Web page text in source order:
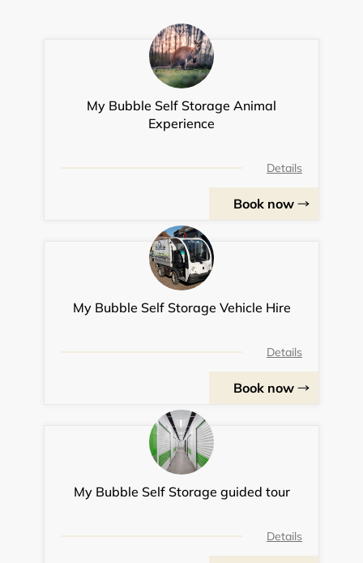
My Bubble Self Storage Animal
Experience
Details
Book now
My Bubble Self Storage Vehicle Hire
Details
Book now
My Bubble Self Storage guided tour
Details